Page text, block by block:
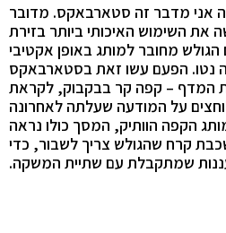
אני מדבר זה סטארבאקס. מדובר
את השימוש האיכותי ביותר בזירת
מחובר למותג באופן אקטיבי
נטו. הפעם עשו זאת בסטארבאקס
המדף – קפה קר בבקבוק, לקראת
על המודעה שעלתה לאחרונה
הקפה הוותיק, המסך כולו נראה
קרח שהגולש צריך לשבור, כדי
שמתקבלת עם שתיית המשקה.